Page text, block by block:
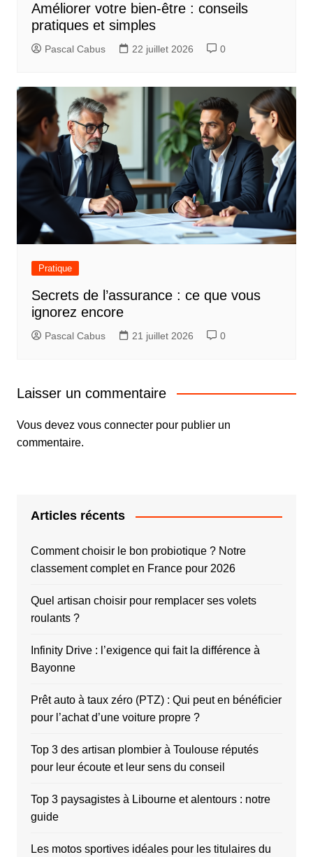
Améliorer votre bien-être : conseils
pratiques et simples
Pascal Cabus 22 juillet 2026 0
Pratique
Secrets de l’assurance : ce que vous
ignorez encore
Pascal Cabus 21 juillet 2026 0
Laisser un commentaire
Vous devez vous connecterpour publier un
commentaire.
Articles récents
Comment choisir le bon probiotique ? Notre
classement complet en France pour 2026
Quel artisan choisir pour remplacer ses volets
roulants ?
Infinity Drive : l’exigence qui fait la différence à
Bayonne
Prêt auto à taux zéro (PTZ) : Qui peut en bénéficier
pour l’achat d’une voiture propre ?
Top 3 des artisan plombier à Toulouse réputés
pour leur écoute et leur sens du conseil
Top 3 paysagistes à Libourne et alentours : notre
guide
Les motos sportives idéales pour les titulaires du